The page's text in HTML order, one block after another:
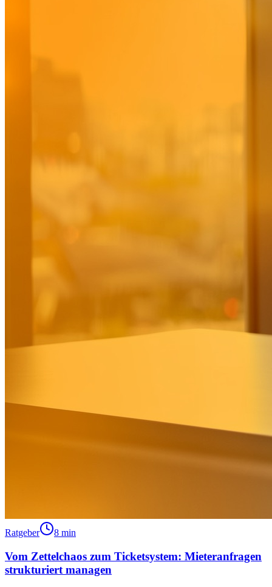
Ratgeber 8 min
Vom Zettelchaos zum Ticketsystem: Mieteranfragen
strukturiert managen